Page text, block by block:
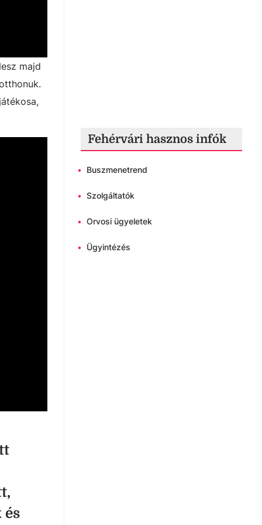
majd
és
Fehérvári hasznos infók
• Buszmenetrend
• Szolgáltatók
• Orvosi ügyeletek
• Ügyintézés